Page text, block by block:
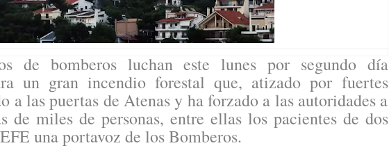
de bomberos luchan este lunes por segundo día
un gran incendio forestal que, atizado por fuertes
a las puertas de Atenas y ha forzado a las autoridades a
de miles de personas, entre ellas los pacientes de dos
una portavoz de los Bomberos.